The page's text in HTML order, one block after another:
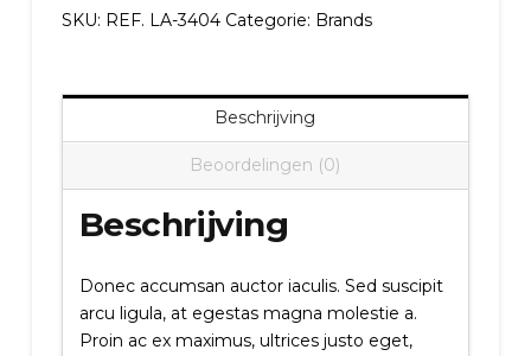
SKU: REF. LA-3404 Categorie: Brands
Beschrijving
Beoordelingen (0)
Beschrijving
Donec accumsan auctor iaculis. Sed suscipit
arcu ligula, at egestas magna molestie a.
Proin ac ex maximus, ultrices justo eget,